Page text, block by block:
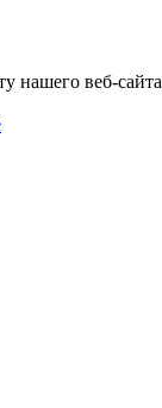
веб-